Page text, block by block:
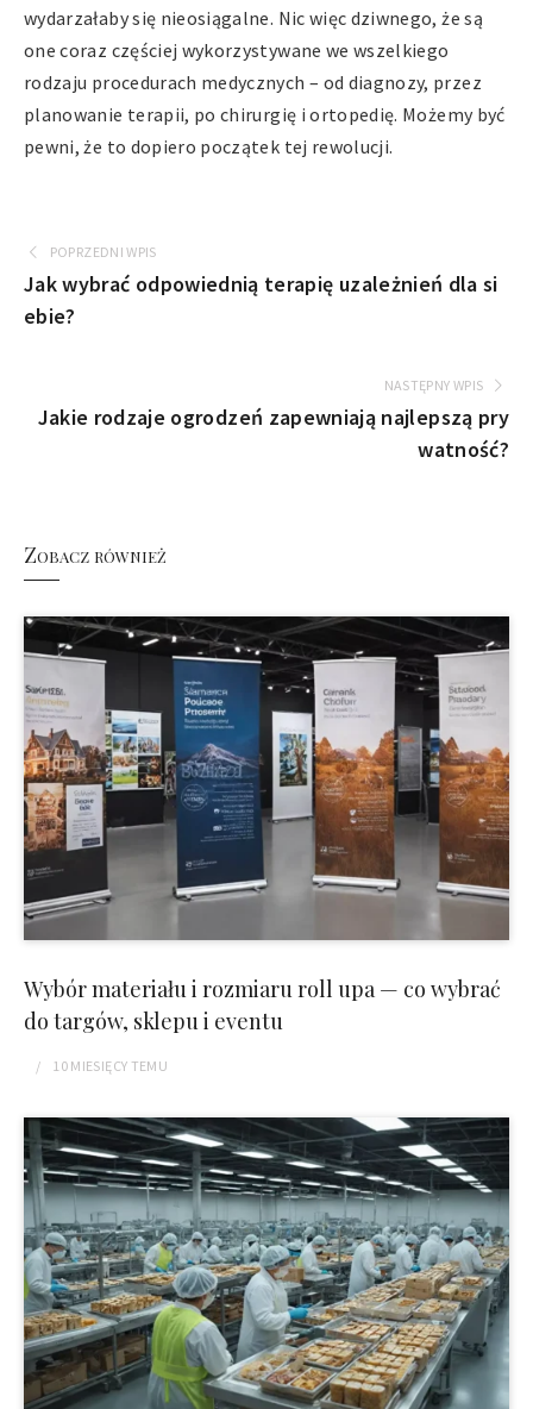
wydarzałaby się nieosiągalne. Nic więc dziwnego, że są
one coraz częściej wykorzystywane we wszelkiego
rodzaju procedurach medycznych – od diagnozy, przez
planowanie terapii, po chirurgię i ortopedię. Możemy być
pewni, że to dopiero początek tej rewolucji.
POPRZEDNI WPIS
Jak wybrać odpowiednią terapię uzależnień dla si
ebie?
NASTĘPNY WPIS
Jakie rodzaje ogrodzeń zapewniają najlepszą pry
watność?
Zobacz również
Wybór materiału i rozmiaru roll upa — co wybrać
do targów, sklepu i eventu
10 MIESIĘCY TEMU